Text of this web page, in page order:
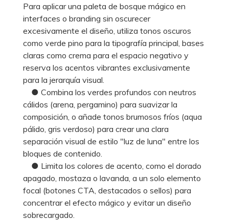
Para aplicar una paleta de bosque mágico en
interfaces o branding sin oscurecer
excesivamente el diseño, utiliza tonos oscuros
como verde pino para la tipografía principal, bases
claras como crema para el espacio negativo y
reserva los acentos vibrantes exclusivamente
para la jerarquía visual.
● Combina los verdes profundos con neutros
cálidos (arena, pergamino) para suavizar la
composición, o añade tonos brumosos fríos (aqua
pálido, gris verdoso) para crear una clara
separación visual de estilo "luz de luna" entre los
bloques de contenido.
● Limita los colores de acento, como el dorado
apagado, mostaza o lavanda, a un solo elemento
focal (botones CTA, destacados o sellos) para
concentrar el efecto mágico y evitar un diseño
sobrecargado.